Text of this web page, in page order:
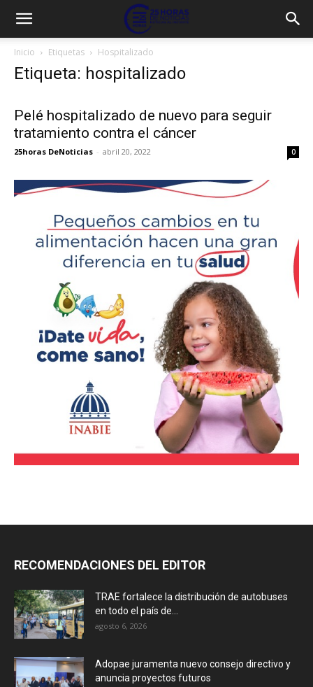
Inicio Etiquetas Hospitalizado
Etiqueta: hospitalizado
Pelé hospitalizado de nuevo para seguir
tratamiento contra el cáncer
25horas DeNoticias - abril 20, 2022 0
RECOMENDACIONES DEL EDITOR
TRAE fortalece la distribución de autobuses
en todo el país de...
agosto 6, 2026
Adopae juramenta nuevo consejo directivo y
anuncia proyectos futuros